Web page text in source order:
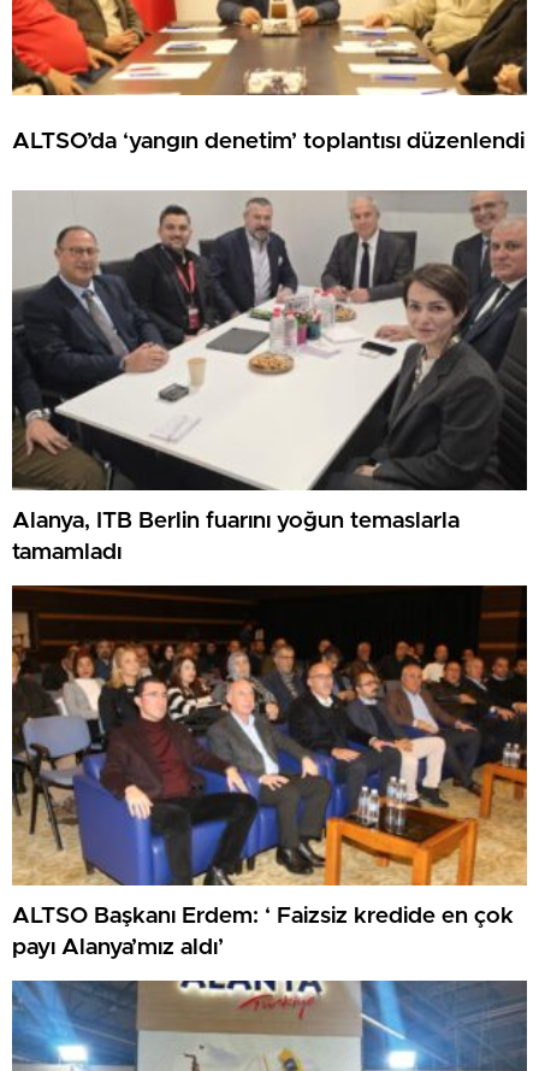
ALTSO’da ‘yangın denetim’ toplantısı düzenlendi
Alanya, ITB Berlin fuarını yoğun temaslarla
tamamladı
ALTSO Başkanı Erdem: ‘ Faizsiz kredide en çok
payı Alanya’mız aldı’